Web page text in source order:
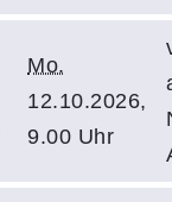
Mo.
12.10.2026,
9.00 Uhr